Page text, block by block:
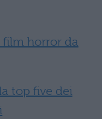
film horror da
top five dei